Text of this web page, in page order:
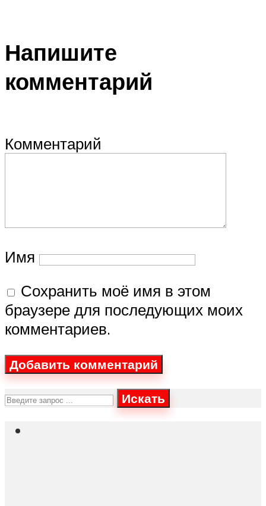
Напишите
комментарий
Комментарий
Имя
Сохранить моё имя в этом
браузере для последующих моих
комментариев.
Искать